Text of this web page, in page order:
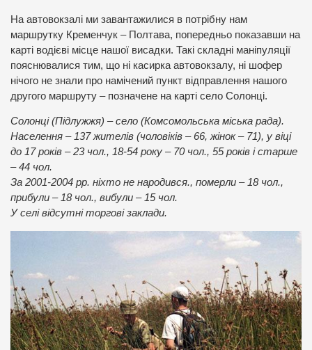
На автовокзалі ми завантажилися в потрібну нам
маршрутку Кременчук – Полтава, попередньо показавши на
карті водієві місце нашої висадки. Такі складні маніпуляції
пояснювалися тим, що ні касирка автовокзалу, ні шофер
нічого не знали про намічений пункт відправлення нашого
другого маршруту – позначене на карті село Солонці.
Солонці (Підлужжя) – село (Комсомольська міська рада).
Населення – 137 жителів (чоловіків – 66, жінок – 71), у віці
до 17 років – 23 чол., 18-54 року – 70 чол., 55 років і старше
– 44 чол.
За 2001-2004 рр. ніхто не народився., померли – 18 чол.,
прибули – 18 чол., вибули – 15 чол.
У селі відсутні торгові заклади.